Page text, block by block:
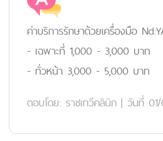
ค่าบริการรักษาด้วยเครื่องมือ
- เฉพาะที่ 1,000 - 3,000 บาท
- ทั่วหน้า 3,000 - 5,000 บาท
ตอบโดย: ราชเทวีคลินิก | วันที่